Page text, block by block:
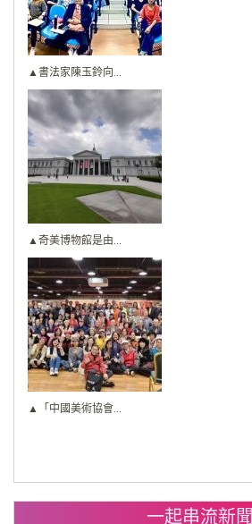
▲書法家陳玉鈴向...
▲奇美博物館是由...
▲「中國美術協會...
一起串流新聞